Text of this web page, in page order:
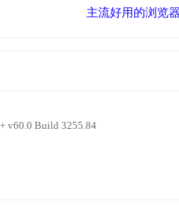
主流好用的浏览
v60.0 Build 3255.84